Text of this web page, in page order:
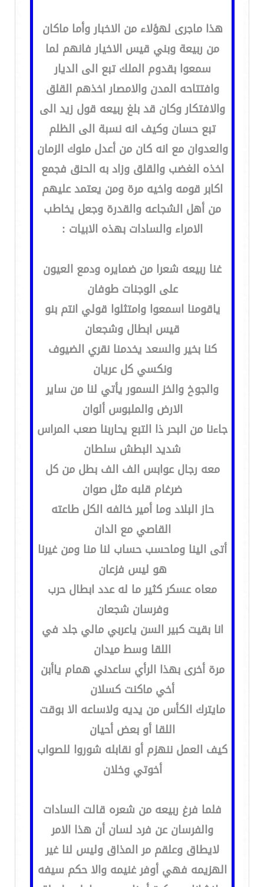
هذا ماجرى لهؤلاء من الاخبار وأما ماكان
من ربيعة وبني قيس الاخيار فانهم لما
سمعوا بقدوم الملك تبع الى الديار
وافتتاحه المدن والامصار اخذهم القلق
والافتكار وكان قد بلغ ربيعه قول زيد الى
تبع حسان وكيف انه نسبة الى الظلم
والعدوان مع انه كان من أعدل ملوك الزمان
اخذه الغضب والقلق وزاد به الحنق فجمع
اكابر قومه واخيه مرة ومن يعتمد عليهم
من أهل الشجاعه والقدرة وجعل يخاطب
الامراء والسادات بهذه الابيات :
غنا ربيعه شعرا من ضمايره ودمع العيون
على الوجنات طوفان
ياقومنا اسمعوا وامتثلوا قولي انتم بنو
قيس ابطال وشجعان
كنا بخير والسعد يخدمنا نقري الضيوف
ونكسي كل عريان
والجوخ والخز السمور يأتي لنا من ساير
الارض والملبوس ألوان
جاءنا من البحر ذا التبع يحاربنا صعب المراس
شديد البطش سلطان
معه رجال عوابس الف الف بطل من كل
ضرغام قلبه مثل صوان
حاز البلاد وما أمير خالفه الكل طاعته
القاصي مع الدان
أتى الينا وماحسب حساب لنا منا ومن غيرنا
هو ليس فزعان
معاه عسكر كثير ما له عدد ابطال حرب
وفرسان شجعان
انا بقيت كبير السن ياعربي مالي جلد في
اللقا وسط ميدان
مرة أخرى بهذا الرأي ساعدني همام ياأبن
أخي ماكنت كسلان
مايترك الكأس من يديه ولاساعه الا بوقت
اللقا أو بعض أحيان
كيف العمل ننهزم أو نقابله شوروا للصواب
أخوتي وخلان
فلما فرغ ربيعه من شعره قالت السادات
والفرسان عن فرد لسان أن هذا الامر
لايطاق وعلقم مر المذاق وليس لنا غير
الهزيمه فهي أوفر غنيمه والا حكم سيفه